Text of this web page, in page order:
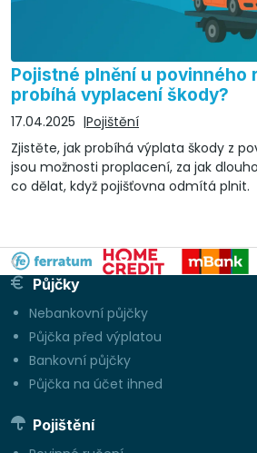
Pojistné plnění u povinného
probíhá vyplacení škody?
17.04.2025
Pojištění
Zjistěte, jak probíhá výplata škody z
jsou možnosti proplacení, za jak
co dělat, když pojišťovna odmítá plnit.
Půjčky
Nebankovní půjčky
Půjčka před výplatou
Bankovní půjčky
Půjčka na účet ihned
Pojištění